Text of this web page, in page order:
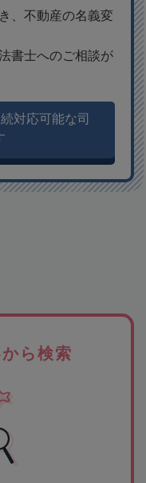
、不動産の名義変
書士へのご相談が
対応可能な司
ら検索